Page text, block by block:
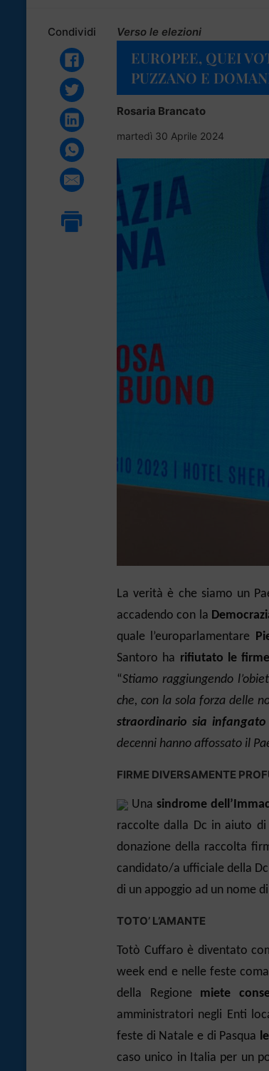
Condividi Verso le elezioni
EUROPEE, QUEI
PUZZANO E
Rosaria Brancato
martedì 30 Aprile 2024
La verità è che siamo un
accadendo con la
quale l’europarlamentare
Santoro ha rifiutato le
“Stiamo raggiungendo
che, con la sola forza delle
straordinario sia infangato
decenni hanno affossato il
FIRME DIVERSAMENTE
Una sindrome
raccolte dalla Dc in aiuto di
donazione della raccolta
candidato/a ufficiale della
di un appoggio ad un nome
TOTO’ L’AMANTE
Totò Cuffaro è diventato
week end e nelle feste
della Regione miete
amministratori negli Enti
feste di Natale e di Pasqua
caso unico in Italia per un